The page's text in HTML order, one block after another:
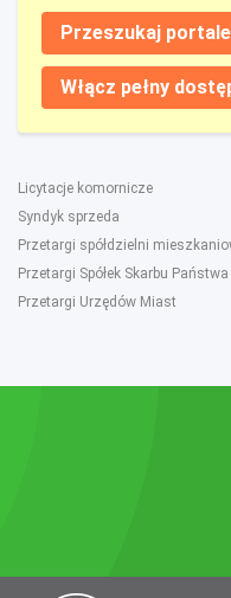
Przeszukaj
Włącz pełny
Licytacje komornicze
Syndyk sprzeda
Przetargi spółdzielni
Przetargi Spółek Skarbu Państwa
Przetargi Urzędów Miast